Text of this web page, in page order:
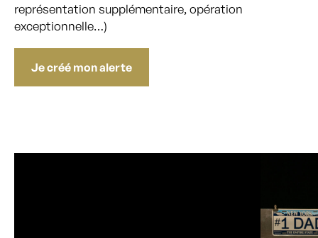
représentation supplémentaire, opération
exceptionnelle…)
Je créé mon alerte